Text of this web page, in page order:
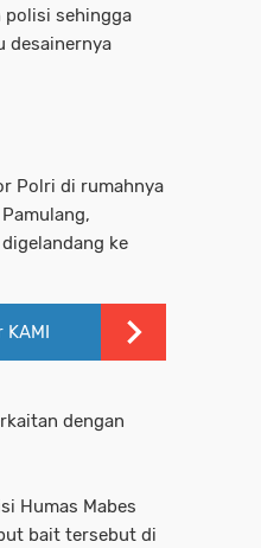
polisi sehingga
desainernya
Polri di rumahnya
ke
dengan
Humas Mabes
bait tersebut di